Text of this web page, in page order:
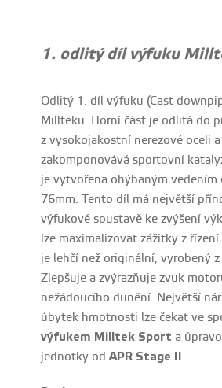
1. odlitý díl výfuku
Odlitý 1. díl výfuku (Cast
Millteku. Horní část je odlitá do
z vysokojakostní nerezové oceli a
zakomponovává sportovní
je vytvořena ohýbaným vedením
76mm. Tento díl má největší
výfukové soustavě ke zvýšení
lze maximalizovat zážitky z
je lehčí než originální, vyrobený
Zlepšuje a zvýrazňuje zvuk
nežádoucího dunění. Největší
úbytek hmotnosti lze čekat ve
výfukem Milltek Sport a
jednotky odAPR Stage II.